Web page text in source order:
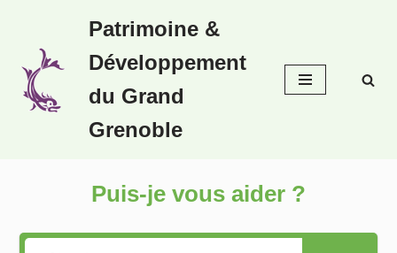
au
contenu
Patrimoine &
Développement
du Grand
Grenoble
Puis-je vous aider ?